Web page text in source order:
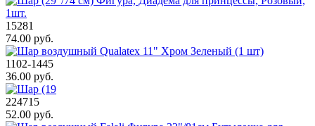
15281
74.00 руб.
1102-1445
36.00 руб.
224715
52.00 руб.